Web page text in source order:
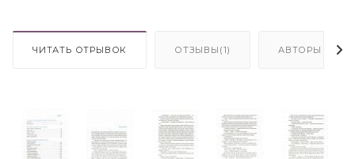
ЧИТАТЬ ОТРЫВОК ОТЗЫВЫ(1) АВТОРЫ